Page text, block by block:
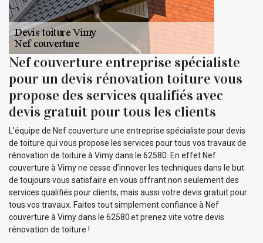
Nef couverture entreprise spécialiste
pour un devis rénovation toiture vous
propose des services qualifiés avec
devis gratuit pour tous les clients
L’équipe de Nef couverture une entreprise spécialiste pour devis
de toiture qui vous propose les services pour tous vos travaux de
rénovation de toiture à Vimy dans le 62580. En effet Nef
couverture à Vimy ne cesse d’innover les techniques dans le but
de toujours vous satisfaire en vous offrant non seulement des
services qualifiés pour clients, mais aussi votre devis gratuit pour
tous vos travaux. Faites tout simplement confiance à Nef
couverture à Vimy dans le 62580 et prenez vite votre devis
rénovation de toiture !